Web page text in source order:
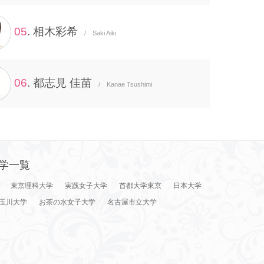
05. 相木彩希 / Saki Aiki
06. 都志見 佳苗 / Kanae Tsushimi
一覧
東京理科大学 実践女子大学 首都大学東京
日本大学
川大学
お茶の水女子大学 名古屋市立大学